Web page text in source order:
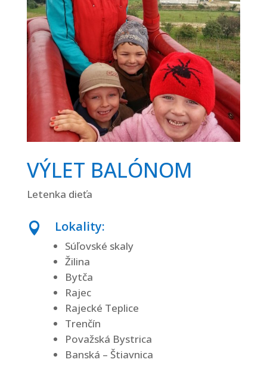
VÝLET BALÓNOM
Letenka dieťa
 Lokality:
Súľovské skaly
Žilina
Bytča
Rajec
Rajecké Teplice
Trenčín
Považská Bystrica
Banská – Štiavnica
Nevyhnutné
Tieto súbory
cookie nie sú
voliteľné. Sú
potrebné pre
fungovanie
webovej
stránky.
Aby sme
mohli